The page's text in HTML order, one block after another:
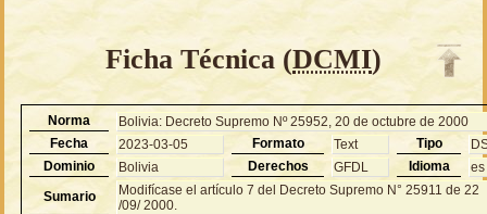
Ficha Técnica (DCMI)
Norma
Bolivia: Decreto Supremo Nº 25952, 20 de octubre de 2000
Fecha
2023-03-05 Formato Text Tipo
Dominio
Bolivia Derechos GFDL Idioma
es
Sumario
Modifícase el artículo 7 del Decreto Supremo N° 25911 de 22
/09/ 2000.